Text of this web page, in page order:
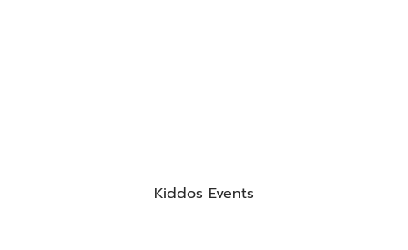
Kiddos Events